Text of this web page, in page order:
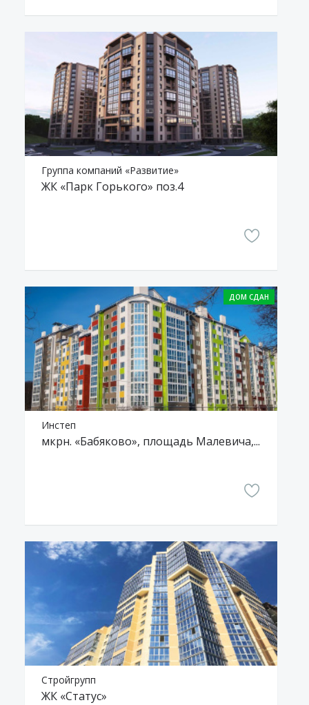
Группа компаний «Развитие»
ЖК «Парк Горького» поз.4
Инстеп
мкрн. «Бабяково», площадь Малевича, д.2
Стройгрупп
ЖК «Статус»